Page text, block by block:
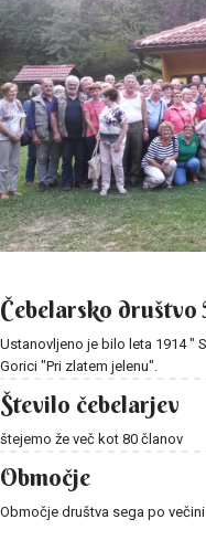
Čebelarsko društvo
Ustanovljeno je bilo leta 1914 "
Gorici "Pri zlatem jelenu".
Število čebelarjev
štejemo že več kot 80 članov
Območje
Območje društva sega po